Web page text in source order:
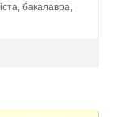
бакалавра,